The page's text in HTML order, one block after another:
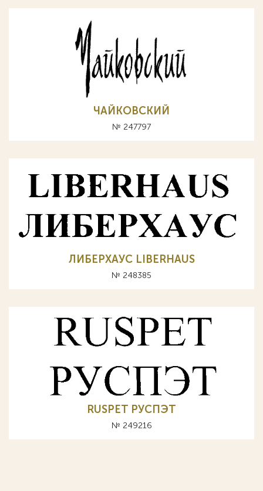
ЧАЙКОВСКИЙ
№ 247797
ЛИБЕРХАУС LIBERHAUS
№ 248385
RUSPET РУСПЭТ
№ 249216